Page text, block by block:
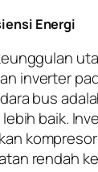
Energi
inverter
bus
baik.
rendah